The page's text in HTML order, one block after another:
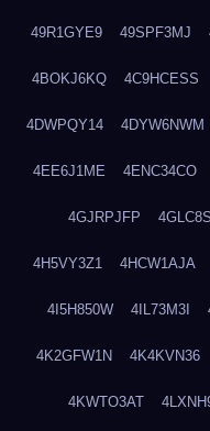
49R1GYE9 49SPF3MJ
4BOKJ6KQ 4C9HCESS
4DWPQY14 4DYW6NWM
4EE6J1ME 4ENC34CO
4GJRPJFP
4H5VY3Z1 4HCW1AJA
4I5H850W 4IL73M3I
4K2GFW1N 4K4KVN36
4KWTO3AT